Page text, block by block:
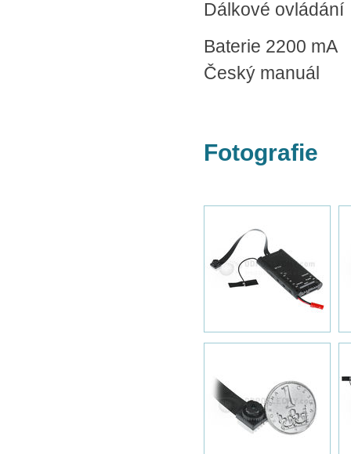
Dálkové ovládání
Baterie 2200 mA
Český manuál
Fotografie